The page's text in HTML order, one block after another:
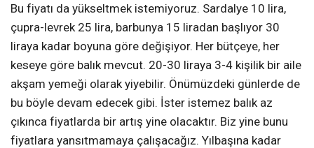
Bu fiyatı da yükseltmek istemiyoruz. Sardalye 10 lira,
çupra-levrek 25 lira, barbunya 15 liradan başlıyor 30
liraya kadar boyuna göre değişiyor. Her bütçeye, her
keseye göre balık mevcut. 20-30 liraya 3-4 kişilik bir aile
akşam yemeği olarak yiyebilir. Önümüzdeki günlerde de
bu böyle devam edecek gibi. İster istemez balık az
çıkınca fiyatlarda bir artış yine olacaktır. Biz yine bunu
fiyatlara yansıtmamaya çalışacağız. Yılbaşına kadar